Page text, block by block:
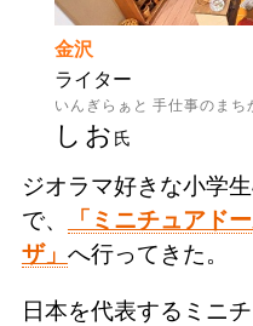
金沢
ライター
いんぎらぁと 手仕事のまち
しお 氏
ジオラマ好きな小学
で、
「ミニチュアド
ザ」 へ行ってきた。
日本を代表するミニ